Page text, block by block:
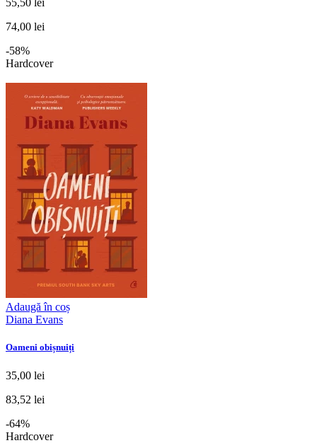
55,50 lei
74,00 lei
-58%
Hardcover
Adaugă în coș
Diana Evans
Oameni obișnuiți
35,00 lei
83,52 lei
-64%
Hardcover